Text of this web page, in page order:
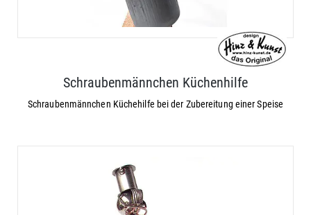
Schraubenmännchen Küchenhilfe
Schraubenmännchen Küchehilfe bei der Zubereitung einer Speise